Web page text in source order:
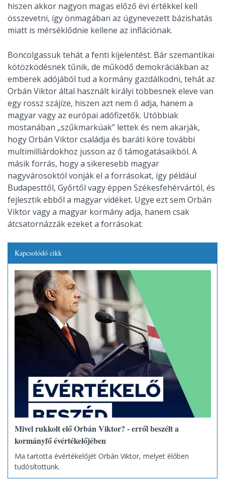
hiszen akkor nagyon magas előző évi értékkel kell
összevetni, így önmagában az úgynevezett bázishatás
miatt is mérséklődnie kellene az inflációnak.
Boncolgassuk tehát a fenti kijelentést. Bár szemantikai
kötözködésnek tűnik, de működő demokráciákban az
emberek adójából tud a kormány gazdálkodni, tehát az
Orbán Viktor által használt királyi többesnek eleve van
egy rossz szájíze, hiszen azt nem ő adja, hanem a
magyar vagy az európai adófizetők. Utóbbiak
mostanában „szűkmarkúak” lettek és nem akarják,
hogy Orbán Viktor családja és baráti köre további
multimilliárdokhoz jusson az ő támogatásaikból. A
másik forrás, hogy a sikeresebb magyar
nagyvárosoktól vonják el a forrásokat, így például
Budapesttől, Győrtől vagy éppen Székesfehérvártól, és
fejlesztik ebből a magyar vidéket. Ugye ezt sem Orbán
Viktor vagy a magyar kormány adja, hanem csak
átcsatornázzák ezeket a forrásokat.
Kapcsolódó cikk
Mivel rukkolt elő Orbán Viktor? - erről beszélt a
kormányfő évértékelőjében
Ma tartotta évértékelőjét Orbán Viktor, melyet élőben
tudósítottunk.